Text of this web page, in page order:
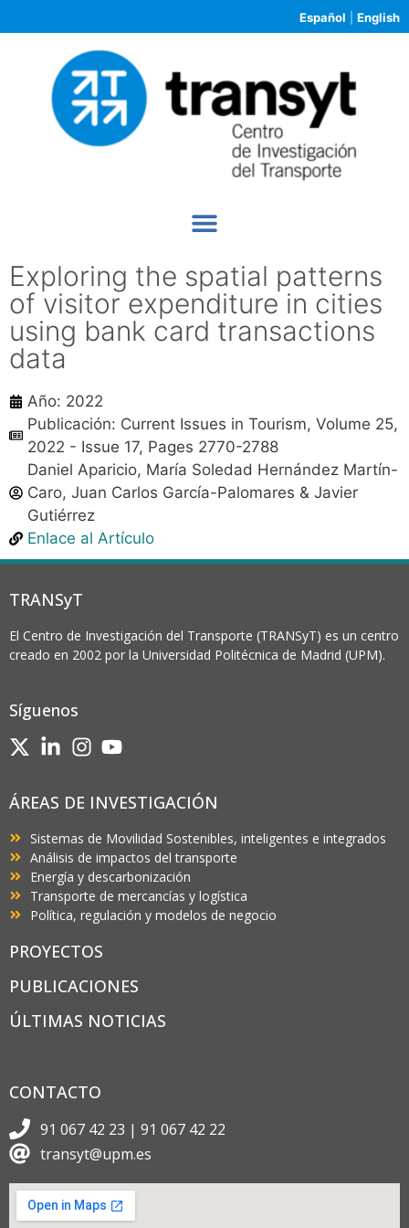
Español English
Exploring the spatial patterns
of visitor expenditure in cities
using bank card transactions
data
Año: 2022
Publicación: Current Issues in Tourism, Volume 25,
2022 - Issue 17, Pages 2770-2788
Daniel Aparicio, María Soledad Hernández Martín-
Caro, Juan Carlos García-Palomares & Javier
Gutiérrez
Enlace al Artículo
TRANSyT
El Centro de Investigación del Transporte (TRANSyT) es un centro
creado en 2002 por la Universidad Politécnica de Madrid (UPM).
Síguenos
ÁREAS DE INVESTIGACIÓN
Sistemas de Movilidad Sostenibles, inteligentes e integrados
Análisis de impactos del transporte
Energía y descarbonización
Transporte de mercancías y logística
Política, regulación y modelos de negocio
PROYECTOS
PUBLICACIONES
ÚLTIMAS NOTICIAS
CONTACTO
91 067 42 23 | 91 067 42 22
transyt@upm.es